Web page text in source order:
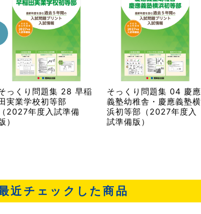
そっくり問題集 04 慶應
義塾幼稚舎・慶應義塾横
浜初等部（2027年度入
試準備版）
そっくり問題集 20 東京
農業大学稲花小学校
（2027年度入試準備
版）
近チェックした商品